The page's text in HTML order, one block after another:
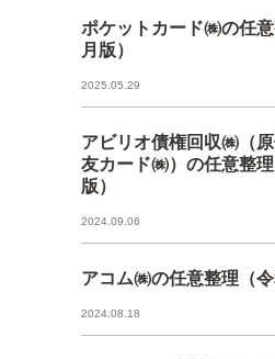
ポケットカード㈱の任
月版）
2025.05.29
アビリオ債権回収㈱（
友カード㈱）の任意整
版）
2024.09.06
アコム㈱の任意整理（令
2024.08.18